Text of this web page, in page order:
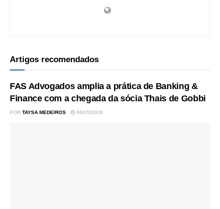
Artigos recomendados
FAS Advogados amplia a prática de Banking &
Finance com a chegada da sócia Thais de Gobbi
POR TAYSA MEDEIROS 06/05/2026